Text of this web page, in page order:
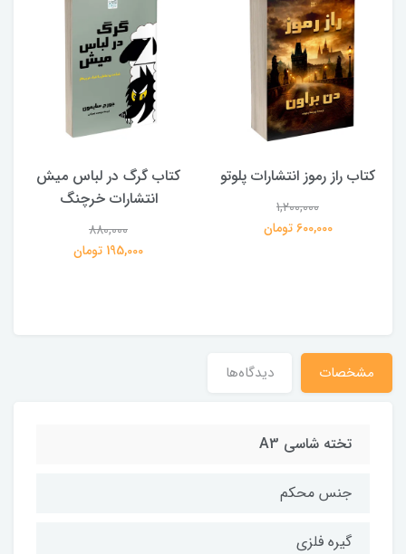
کتاب راز رموز انتشارات پلوتو
1,200,000
600,000 تومان
کتاب گرگ در لباس میش
انتشارات خرچنگ
880,000
195,000 تومان
مشخصات دیدگاه‌ها
تخته شاسی A3
جنس محکم
گیره فلزی